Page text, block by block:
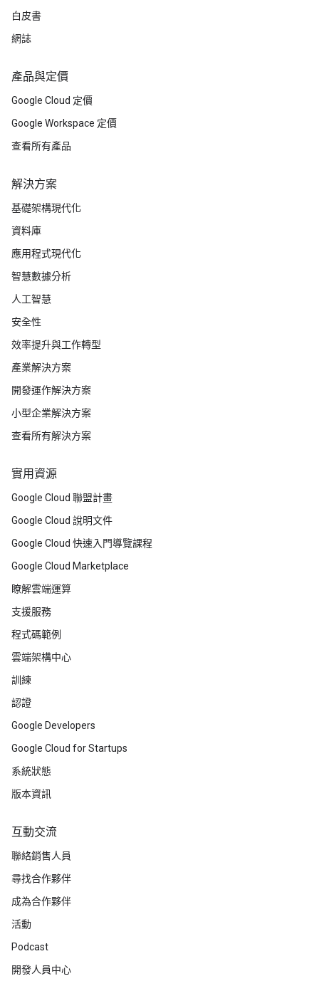
白皮書
網誌
產品與定價
Google Cloud 定價
Google Workspace 定價
查看所有產品
解決方案
基礎架構現代化
資料庫
應用程式現代化
智慧數據分析
人工智慧
安全性
效率提升與工作轉型
產業解決方案
開發運作解決方案
小型企業解決方案
查看所有解決方案
實用資源
Google Cloud 聯盟計畫
Google Cloud 說明文件
Google Cloud 快速入門導覽課程
Google Cloud Marketplace
瞭解雲端運算
支援服務
程式碼範例
雲端架構中心
訓練
認證
Google Developers
Google Cloud for Startups
系統狀態
版本資訊
互動交流
聯絡銷售人員
尋找合作夥伴
成為合作夥伴
活動
Podcast
開發人員中心